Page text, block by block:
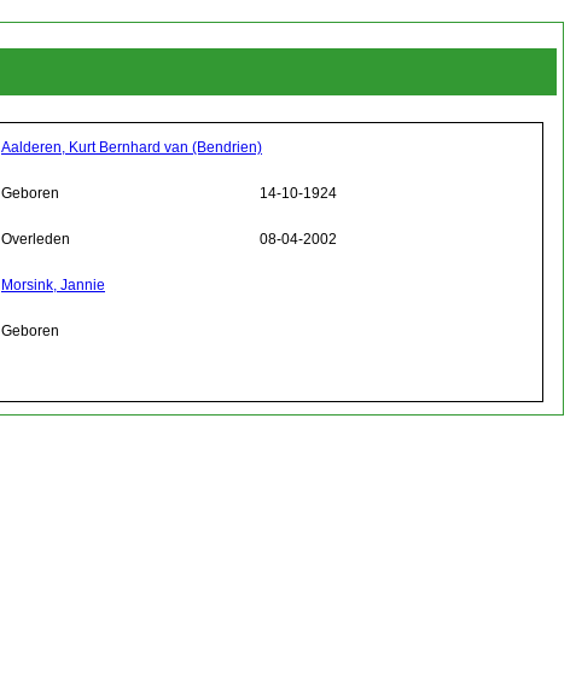
Aalderen, Kurt Bernhard van (Bendrien)
Geboren 14-10-1924
Overleden 08-04-2002
Morsink, Jannie
Geboren